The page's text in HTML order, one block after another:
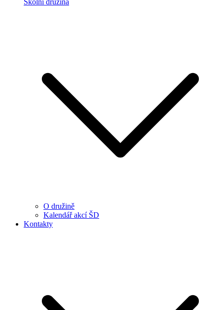
Školní družina
O družině
Kalendář akcí ŠD
Kontakty